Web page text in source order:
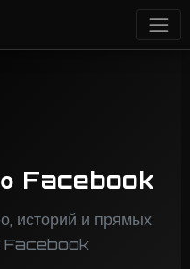
Facebook
историй и прямых
Facebook